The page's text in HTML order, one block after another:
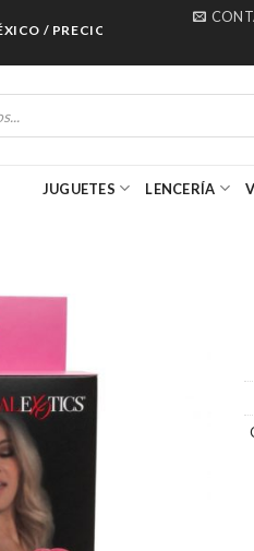
/ PRECIOS ESPECIALES PARA
JUGUETES LENCERÍA